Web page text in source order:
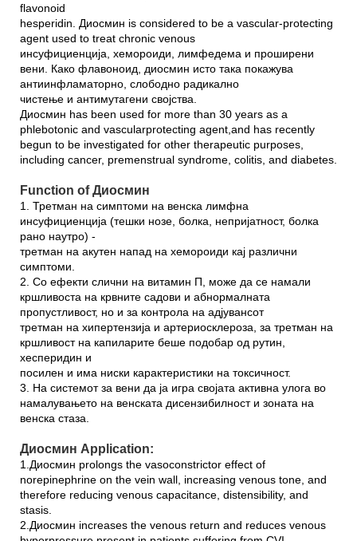
flavonoid
hesperidin. Диосмин is considered to be a vascular-protecting
agent used to treat chronic venous
инсуфициенција, хемороиди, лимфедема и проширени
вени. Како флавоноид, диосмин исто така покажува
антиинфламаторно, слободно радикално
чистење и антимутагени својства.
Диосмин has been used for more than 30 years as a
phlebotonic and vascularprotecting agent,and has recently
begun to be investigated for other therapeutic purposes,
including cancer, premenstrual syndrome, colitis, and diabetes.
Function of Диосмин
1. Третман на симптоми на венска лимфна
инсуфициенција (тешки нозе, болка, непријатност, болка
рано наутро) -
третман на акутен напад на хемороиди кај различни
симптоми.
2. Со ефекти слични на витамин П, може да се намали
кршливоста на крвните садови и абнормалната
пропустливост, но и за контрола на адјувансот
третман на хипертензија и артериосклероза, за третман на
кршливост на капиларите беше подобар од рутин,
хесперидин и
посилен и има ниски карактеристики на токсичност.
3. На системот за вени да ја игра својата активна улога во
намалувањето на венската дисензибилност и зоната на
венска стаза.
Диосмин Application:
1.Диосмин prolongs the vasoconstrictor effect of
norepinephrine on the vein wall, increasing venous tone, and
therefore reducing venous capacitance, distensibility, and
stasis.
2.Диосмин increases the venous return and reduces venous